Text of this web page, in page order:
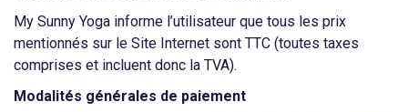
My Sunny Yoga informe l’utilisateur que tous les prix
mentionnés sur le Site Internet sont TTC (toutes taxes
comprises et incluent donc la TVA).
Modalités générales de paiement